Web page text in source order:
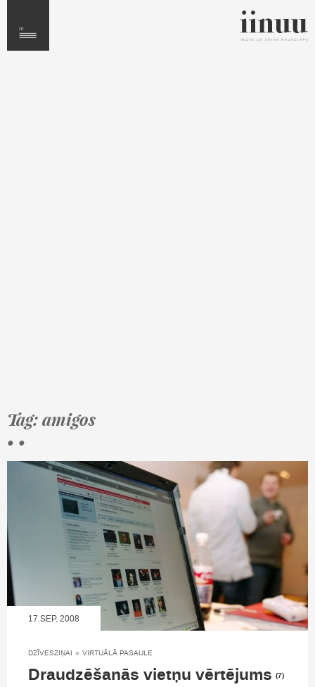
Tag: amigos
• •
17.SEP, 2008
DZĪVESZIŅAI » VIRTUĀLĀ PASAULE
Draudzēšanās vietņu vērtējums (7)